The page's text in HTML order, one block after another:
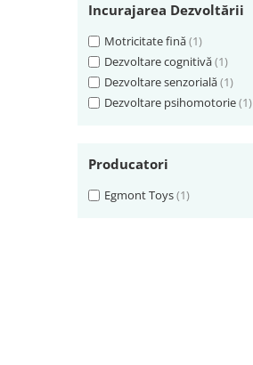
Incurajarea Dezvoltării
Motricitate fină(1)
Dezvoltare cognitivă(1)
Dezvoltare senzorială(1)
Dezvoltare psihomotorie(1)
Producatori
Egmont Toys(1)